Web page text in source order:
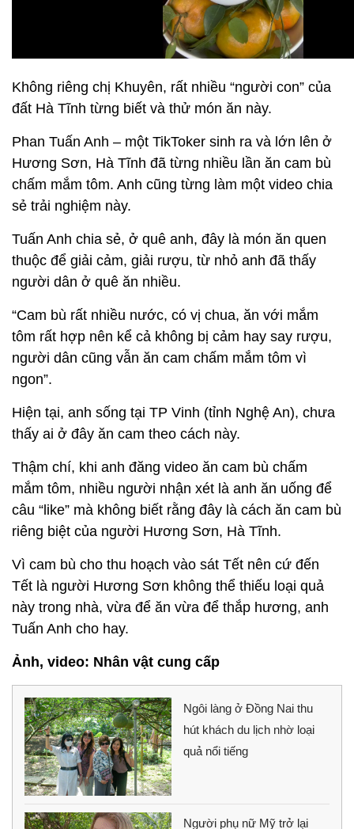
Không riêng chị Khuyên, rất nhiều “người con” của
đất Hà Tĩnh từng biết và thử món ăn này.
Phan Tuấn Anh – một TikToker sinh ra và lớn lên ở
Hương Sơn, Hà Tĩnh đã từng nhiều lần ăn cam bù
chấm mắm tôm. Anh cũng từng làm một video chia
sẻ trải nghiệm này.
Tuấn Anh chia sẻ, ở quê anh, đây là món ăn quen
thuộc để giải cảm, giải rượu, từ nhỏ anh đã thấy
người dân ở quê ăn nhiều.
“Cam bù rất nhiều nước, có vị chua, ăn với mắm
tôm rất hợp nên kể cả không bị cảm hay say rượu,
người dân cũng vẫn ăn cam chấm mắm tôm vì
ngon”.
Hiện tại, anh sống tại TP Vinh (tỉnh Nghệ An), chưa
thấy ai ở đây ăn cam theo cách này.
Thậm chí, khi anh đăng video ăn cam bù chấm
mắm tôm, nhiều người nhận xét là anh ăn uống để
câu “like” mà không biết rằng đây là cách ăn cam bù
riêng biệt của người Hương Sơn, Hà Tĩnh.
Vì cam bù cho thu hoạch vào sát Tết nên cứ đến
Tết là người Hương Sơn không thể thiếu loại quả
này trong nhà, vừa để ăn vừa để thắp hương, anh
Tuấn Anh cho hay.
Ảnh, video: Nhân vật cung cấp
Ngôi làng ở Đồng Nai thu
hút khách du lịch nhờ loại
quả nổi tiếng
Người phụ nữ Mỹ trở lại